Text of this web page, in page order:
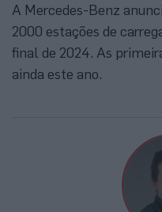
A Mercedes-Benz
2000 estações de
final de 2024. As
ainda este ano.